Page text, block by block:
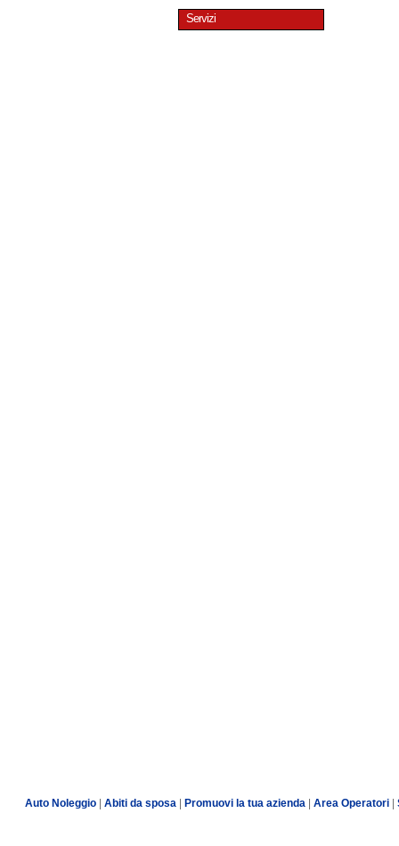
Servizi
Auto Noleggio Abiti da sposa Promuovi la tua azienda Area Operatori